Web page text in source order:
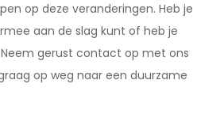
op deze veranderingen. Heb je
aan de slag kunt of heb je
gerust contact op met ons
op weg naar een duurzame